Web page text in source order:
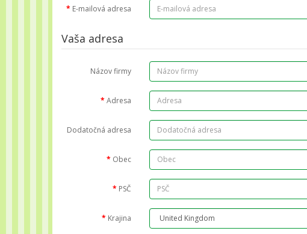
E-mailová adresa
Vaša adresa
Názov firmy
Adresa
Dodatočná adresa
Obec
PSČ
Krajina